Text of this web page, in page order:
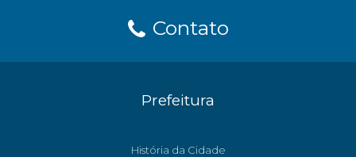
Contato
Prefeitura
História da Cidade